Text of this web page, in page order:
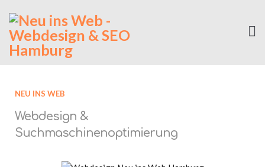
NEU INS WEB
Webdesign &
Suchmaschinenoptimierung